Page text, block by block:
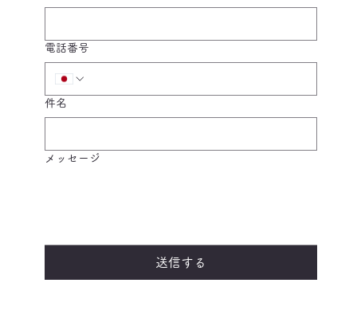
電話番号
件名
メッセージ
送信する